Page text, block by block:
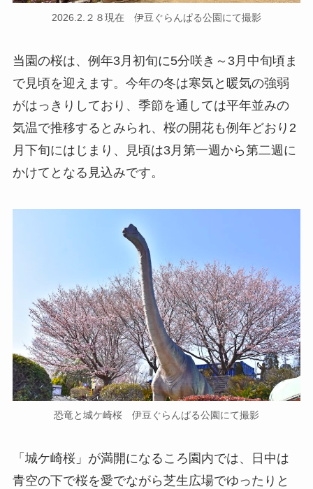
2026.2.２８現在 伊豆ぐらんぱる公園にて撮影
当園の桜は、例年3月初旬に5分咲き～3月中旬頃ま
で見頃を迎えます。今年の冬は寒気と暖気の強弱
がはっきりしており、季節を通しては平年並みの
気温で推移するとみられ、桜の開花も例年どおり2
月下旬にはじまり、見頃は3月第一週から第二週に
かけてとなる見込みです。
恐竜と城ケ崎桜 伊豆ぐらんぱる公園にて撮影
「城ケ崎桜」が満開になるころ園内では、日中は
青空の下で桜を愛でながら芝生広場でゆったりと